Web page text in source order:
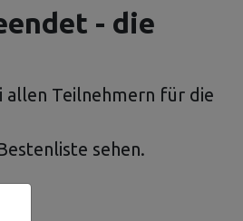
- die
allen Teilnehmern für die
sehen.